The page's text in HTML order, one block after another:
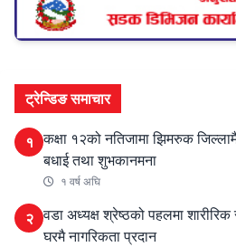
ट्रेन्डिङ समाचार
१ कक्षा १२को नतिजामा झिमरुक जिल्लामै
बधाई तथा शुभकानमना
१ वर्ष अघि
२ वडा अध्यक्ष श्रेष्ठको पहलमा
घरमै नागरिकता प्रदान